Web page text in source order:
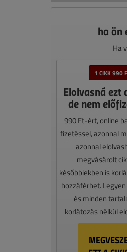
ha ön
Ha
1 CIKK 990
Elolvasná ezt
de nem
990 Ft-ért, online
fizetéssel, azonnal
azonnal
megvásárolt
későbbiekben is
hozzáférhet.
és minden
korlátozás nélkül